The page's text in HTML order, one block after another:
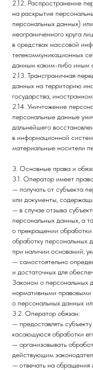
2.12. Распространение
на раскрытие
персональных данных)
неограниченного круга
в средствах массовой
телекоммуникационных
данным каким-либо иным
2.13. Трансграничная
данных на территорию
государства,
2.14. Уничтожение
персональные данные
дальнейшего
в информационной
материальные носители
3. Основные права и
3.1. Оператор имеет
— получать от субъекта
или документы,
— в случае отзыва
персональных данных, а
о прекращении
обработку персональных
при наличии оснований,
— самостоятельно
и достаточных для
Законом о персональных
нормативными
о персональных данных
3.2. Оператор обязан:
— предоставлять
касающуюся обработки
— организовывать
действующим
— отвечать на обращения